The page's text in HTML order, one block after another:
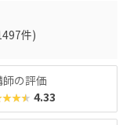
い」「子どもっぽ
学習結果は通信簿
件)
師の評価
4.33